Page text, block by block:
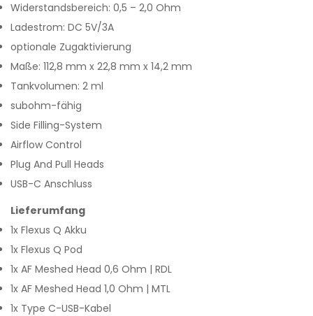
Widerstandsbereich: 0,5 – 2,0 Ohm
Ladestrom: DC 5V/3A
optionale Zugaktivierung
Maße: 112,8 mm x 22,8 mm x 14,2 mm
Tankvolumen: 2 ml
subohm-fähig
Side Filling-System
Airflow Control
Plug And Pull Heads
USB-C Anschluss
Lieferumfang
1x Flexus Q Akku
1x Flexus Q Pod
1x AF Meshed Head 0,6 Ohm | RDL
1x AF Meshed Head 1,0 Ohm | MTL
1x Type C-USB-Kabel